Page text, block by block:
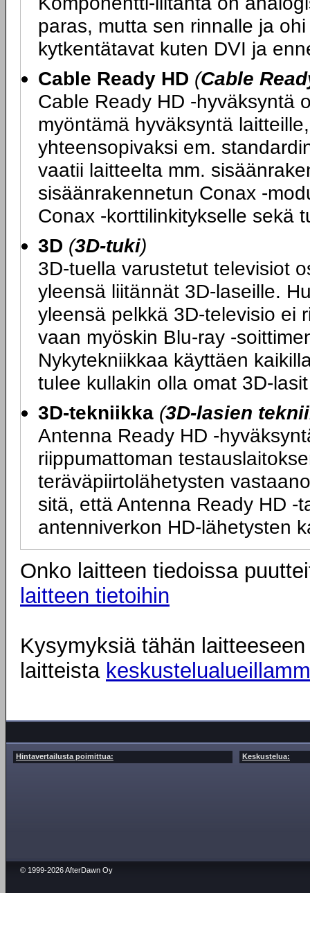
paras, mutta sen rinnalle ja
kytkentätavat kuten DVI ja
Cable Ready HD (Cable
Cable Ready HD -hyväksyntä
myöntämä hyväksyntä
yhteensopivaksi em.
vaatii laitteelta mm.
sisäänrakennetun Conax -
Conax -korttilinkitykselle sekä
3D (3D-tuki)
3D-tuella varustetut televisiot
yleensä liitännät 3D-laseille.
yleensä pelkkä 3D-televisio ei
vaan myöskin Blu-ray -
Nykytekniikkaa käyttäen
tulee kullakin olla omat 3D-
3D-tekniikka (3D-lasien
Antenna Ready HD -
riippumattoman
teräväpiirtolähetysten
sitä, että Antenna Ready HD -
antenniverkon HD-lähetysten
Onko laitteen tiedoissa
laitteen tietoihin
Kysymyksiä tähän
laitteista
Hintavertailusta poimittua: Keskustelua:
© 1999-2026 AfterDawn Oy